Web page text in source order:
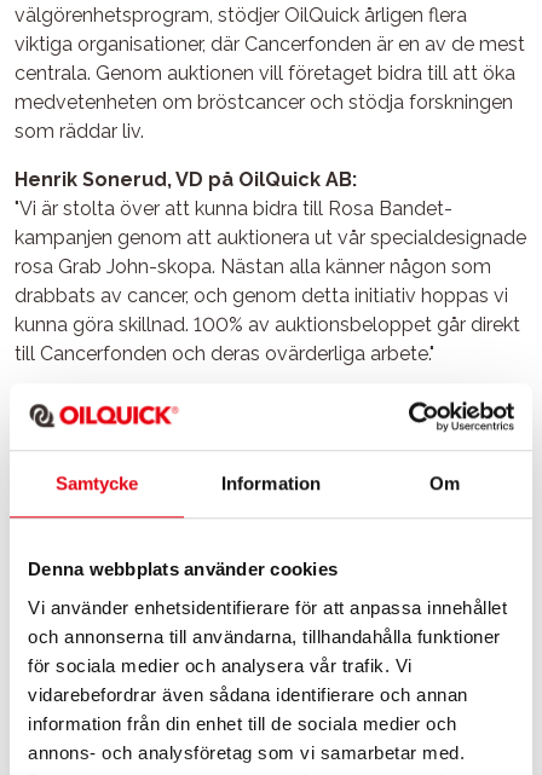
Samtycke Information Om
Denna webbplats använder cookies
Vi använder enhetsidentifierare för att anpassa innehållet
och annonserna till användarna, tillhandahålla funktioner
för sociala medier och analysera vår trafik. Vi
vidarebefordrar även sådana identifierare och annan
information från din enhet till de sociala medier och
annons- och analysföretag som vi samarbetar med.
välgörenhetsprogram, stödjer OilQuick årligen flera
viktiga organisationer, där Cancerfonden är en av de mest
centrala. Genom auktionen vill företaget bidra till att öka
medvetenheten om bröstcancer och stödja forskningen
som räddar liv.
Henrik Sonerud, VD på OilQuick AB:
"Vi är stolta över att kunna bidra till Rosa Bandet-
kampanjen genom att auktionera ut vår specialdesignade
rosa Grab John-skopa. Nästan alla känner någon som
drabbats av cancer, och genom detta initiativ hoppas vi
kunna göra skillnad. 100% av auktionsbeloppet går direkt
till Cancerfonden och deras ovärderliga arbete."
Samarbete för en god sak:
För att maximera
donationen står Klaravik för administrations- och
budas på skopan går direkt till Rosa Bandet-kampanjen.
göra vårt yttersta för att maximera synligheten och
budgivningen för den minst sagt viktiga auktionen, säger
Karin Malmberg, CMO på Klaravik.
Låt oss tillsammans bidra till att öka medvetenheten och
ge stöd till de som kämpar mot bröstcancer. Ta chansen
att bli ägare av denna unika rosa Grab John-skopa och
samtidigt vara med och göra skillnad!